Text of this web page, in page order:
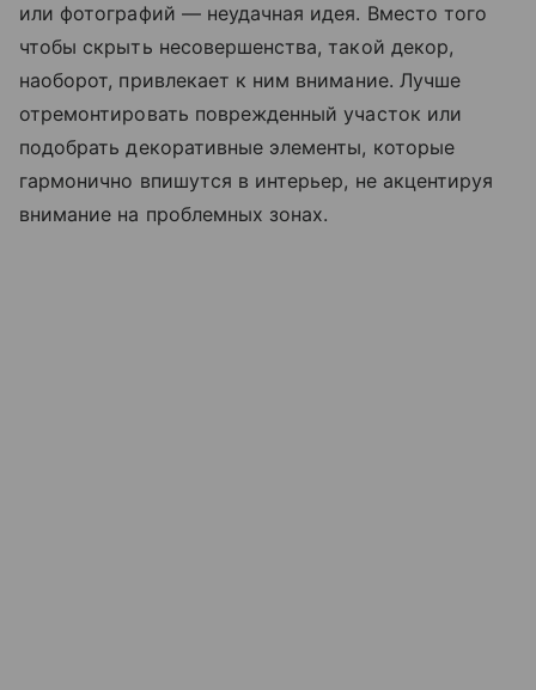
или фотографий — неудачная идея. Вместо того
чтобы скрыть несовершенства, такой декор,
наоборот, привлекает к ним внимание. Лучше
отремонтировать поврежденный участок или
подобрать декоративные элементы, которые
гармонично впишутся в интерьер, не акцентируя
внимание на проблемных зонах.